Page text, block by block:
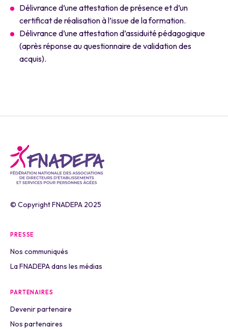
Délivrance d’une attestation de présence et d’un
certificat de réalisation à l’issue de la formation.
Délivrance d’une attestation d’assiduité pédagogique
(après réponse au questionnaire de validation des
acquis).
© Copyright FNADEPA 2025
PRESSE
Nos communiqués
La FNADEPA dans les médias
PARTENAIRES
Devenir partenaire
Nos partenaires